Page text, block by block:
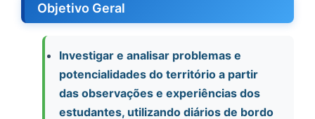
Objetivo Geral
Investigar e analisar problemas e
potencialidades do território a partir
das observações e experiências dos
estudantes, utilizando diários de bordo